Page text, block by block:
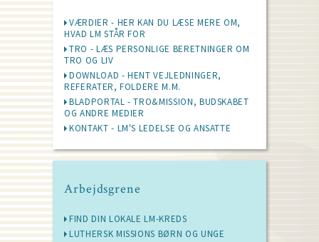
VÆRDIER - HER KAN DU LÆSE MERE OM,
HVAD LM STÅR FOR
TRO - LÆS PERSONLIGE BERETNINGER OM
TRO OG LIV
DOWNLOAD - HENT VEJLEDNINGER,
REFERATER, FOLDERE M.M.
BLADPORTAL - TRO&MISSION, BUDSKABET
OG ANDRE MEDIER
KONTAKT - LM'S LEDELSE OG ANSATTE
Arbejdsgrene
FIND DIN LOKALE LM-KREDS
LUTHERSK MISSIONS BØRN OG UNGE